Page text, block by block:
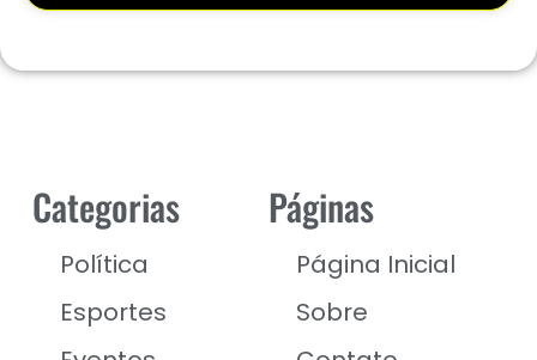
Categorias
Política
Esportes
Páginas
Página Inicial
Sobre